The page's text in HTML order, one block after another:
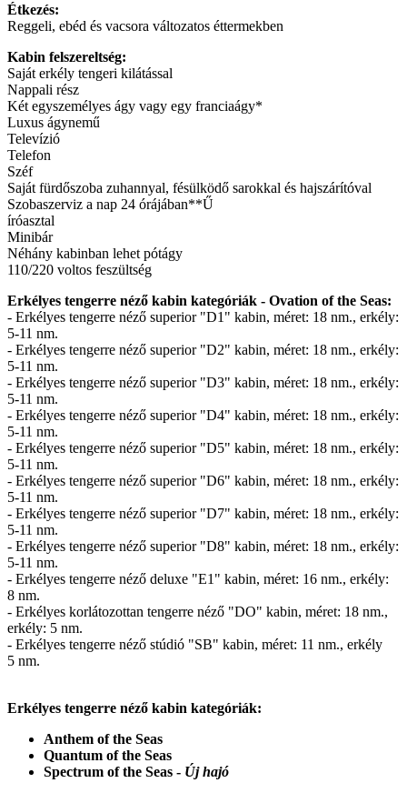
Étkezés:
Reggeli, ebéd és vacsora változatos éttermekben
Kabin felszereltség:
Saját erkély tengeri kilátással
Nappali rész
Két egyszemélyes ágy vagy egy franciaágy*
Luxus ágynemű
Televízió
Telefon
Széf
Saját fürdőszoba zuhannyal, fésülködő sarokkal és hajszárítóval
Szobaszerviz a nap 24 órájában**Ű
íróasztal
Minibár
Néhány kabinban lehet pótágy
110/220 voltos feszültség
Erkélyes tengerre néző kabin kategóriák - Ovation of the Seas:
- Erkélyes tengerre néző superior "D1" kabin, méret: 18 nm., erkély:
5-11 nm.
- Erkélyes tengerre néző superior "D2" kabin, méret: 18 nm., erkély:
5-11 nm.
- Erkélyes tengerre néző superior "D3" kabin, méret: 18 nm., erkély:
5-11 nm.
- Erkélyes tengerre néző superior "D4" kabin, méret: 18 nm., erkély:
5-11 nm.
- Erkélyes tengerre néző superior "D5" kabin, méret: 18 nm., erkély:
5-11 nm.
- Erkélyes tengerre néző superior "D6" kabin, méret: 18 nm., erkély:
5-11 nm.
- Erkélyes tengerre néző superior "D7" kabin, méret: 18 nm., erkély:
5-11 nm.
- Erkélyes tengerre néző superior "D8" kabin, méret: 18 nm., erkély:
5-11 nm.
- Erkélyes tengerre néző deluxe "E1" kabin, méret: 16 nm., erkély:
8 nm.
- Erkélyes korlátozottan tengerre néző "DO" kabin, méret: 18 nm.,
erkély: 5 nm.
- Erkélyes tengerre néző stúdió "SB" kabin, méret: 11 nm., erkély
5 nm.
Erkélyes tengerre néző kabin kategóriák:
Anthem of the Seas
Quantum of the Seas
Spectrum of the Seas - Új hajó